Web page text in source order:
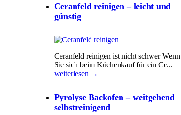
Ceranfeld reinigen – leicht und
günstig
Ceranfeld reinigen ist nicht schwer Wenn
Sie sich beim Küchenkauf für ein Ce...
weiterlesen →
Pyrolyse Backofen – weitgehend
selbstreinigend